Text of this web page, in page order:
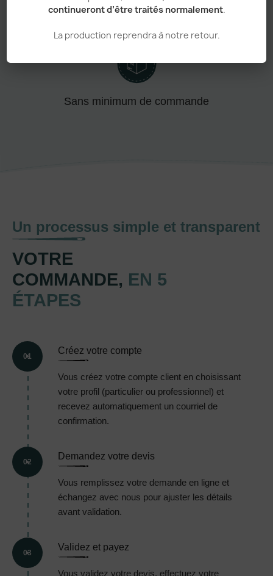
continueront d’être traités normalement.
La production reprendra à notre retour.
Adapté aux pros comme aux particuliers
Sans minimum de commande
Un processus simple et transparent
VOTRE
COMMANDE, EN 5
ÉTAPES
01
Créez votre compte
Vous créez votre compte client en choisissant
votre profil (particulier ou professionnel) et
recevez automatiquement un courriel de
confirmation.
02
Demandez votre devis
Vous remplissez votre demande en ligne et
échangez avec nous pour ajuster les détails
avant validation.
03
Validez et payez
Vous validez votre devis, effectuez votre